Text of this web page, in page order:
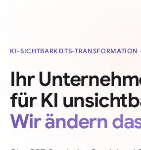
KI-SICHTBARKEITS-TRANSFORMATION
Ihr
für KI
Wir ändern